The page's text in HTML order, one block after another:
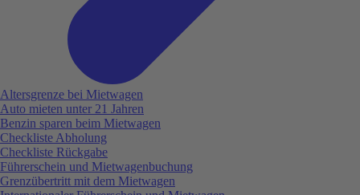
Altersgrenze bei Mietwagen
Auto mieten unter 21 Jahren
Benzin sparen beim Mietwagen
Checkliste Abholung
Checkliste Rückgabe
Führerschein und Mietwagenbuchung
Grenzübertritt mit dem Mietwagen